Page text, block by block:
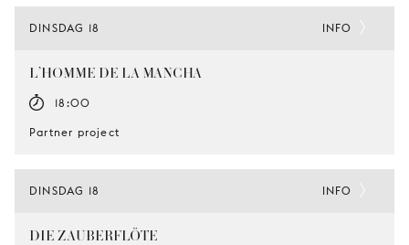
DINSDAG 18
L’HOMME DE LA MANCHA
18:00
Partner project
INFO
DINSDAG 18
DIE ZAUBERFLÖTE
INFO